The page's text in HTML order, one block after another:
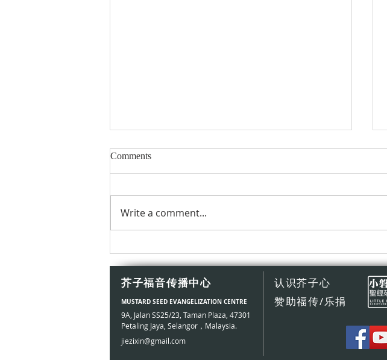
天主，也走過逃亡的路
Comments
Write a comment...
芥子福音传播中心
MUSTARD SEED EVANGELIZATION CENTRE
9A, Jalan SS25/23, Taman Plaza, 47301
Petaling Jaya, Selangor，​Malaysia.
jiezixin@gmail.com
认识芥子心
赞助福传/乐捐